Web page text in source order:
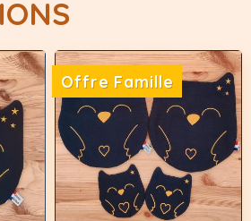
Offre Famille